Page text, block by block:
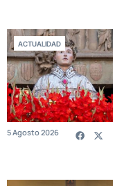
ACTUALIDAD
5 Agosto 2026